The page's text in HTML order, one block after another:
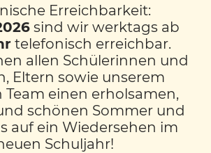
war bei diesem Besuch, dass
selbst anprobieren
hatten sehr viel Spaß bei
Ausflug.
Erreichbarkeit:
sind wir werktags ab
telefonisch erreichbar.
allen Schülerinnen und
Eltern sowie unserem
Team einen erholsamen,
schönen Sommer und
auf ein Wiedersehen im
Schuljahr!